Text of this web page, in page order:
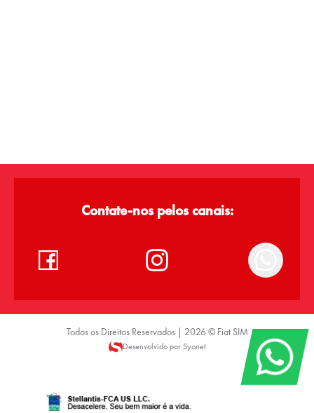
Contate-nos pelos canais:
Todos os Direitos Reservados | 2026 © Fiat SIM
Desenvolvido por Syonet